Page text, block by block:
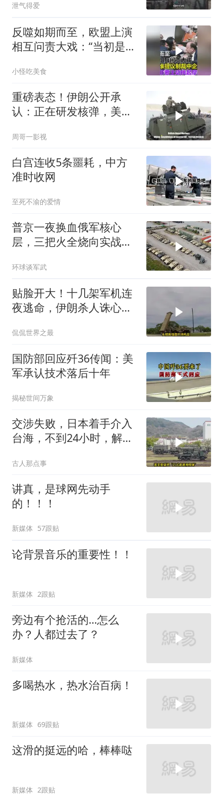
泄气得爱
反噬如期而至，欧盟上演
相互问责大戏：“当初是谁
小怪吃美食
重磅表态！伊朗公开承
认：正在研发核弹，美以
周哥一影视
白宫连收5条噩耗，中方
准时收网
至死不渝的爱情
普京一夜换血俄军核心
层，三把火全烧向实战
提拔
环球谈军武
贴脸开大！十几架军机连
夜逃命，伊朗杀人诛心，
侃侃世界之最
国防部回应歼36传闻：美
军承认技术落后十年
揭秘世间万象
交涉失败，日本着手介入
台海，不到24小时，解放
古人那点事
讲真，是球网先动手
的！！！
新媒体 57跟贴
论背景音乐的重要性！！
新媒体 2跟贴
旁边有个抢活的…怎么
办？人都过去了？
新媒体
多喝热水，热水治百病！
新媒体 69跟贴
这滑的挺远的哈，棒棒哒
新媒体 2跟贴